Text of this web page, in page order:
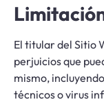
El titular del Sitio
perjuicios que
mismo,
técnicos o virus